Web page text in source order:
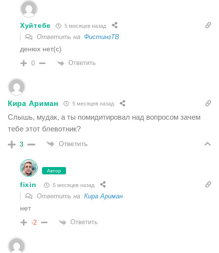
Хуйтебе 5 месяцев назад
Ответить на ФистингТВ
денюх нет(с)
0 Ответить
Кира Ариман 5 месяцев назад
Слышь, мудак, а ты помидитировал над вопросом зачем
тебе этот блевотник?
3 Ответить
Автор
fixin 5 месяцев назад
Ответить на Кира Ариман
нет
-2 Ответить